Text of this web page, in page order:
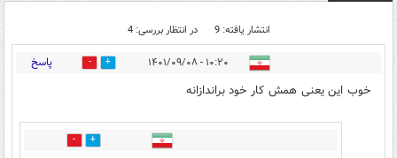
انتشار یافته: 9 در انتظار بررسی: 4
۱۰:۲۰ - ۱۴۰۱/۰۹/۰۸ 21 پاسخ
خوب این یعنی همش کار خود براندازانه
3